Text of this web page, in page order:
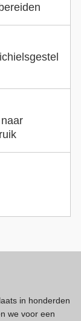
in honderden
we voor een